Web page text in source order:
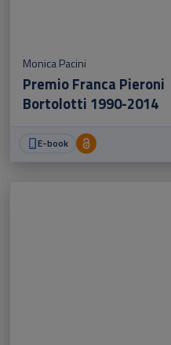
Monica Pacini
Premio Franca Pieroni
Bortolotti 1990-2014
E-book